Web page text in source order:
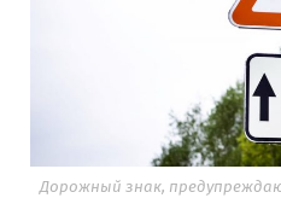
Дорожный знак,